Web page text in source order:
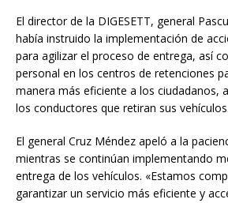
El director de la DIGESETT, general
había instruido la implementación de
para agilizar el proceso de entrega, así
personal en los centros de retenciones
manera más eficiente a los ciudadanos,
los conductores que retiran sus vehículos.
El general Cruz Méndez apeló a la
mientras se continúan implementando
entrega de los vehículos. «Estamos
garantizar un servicio más eficiente y